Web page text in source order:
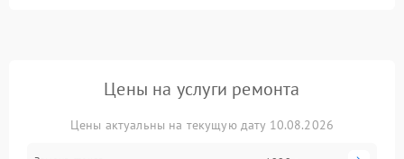
Цены на услуги ремонта
Цены актуальны на текущую дату 10.08.2026